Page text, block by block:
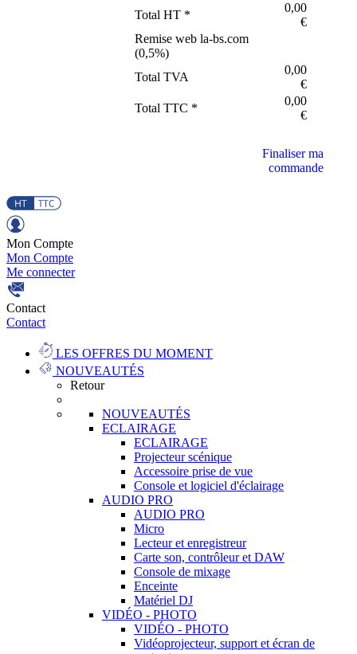
Total HT *
0,00
€
Remise web la-bs.com
(0,5%)
Total TVA
0,00
€
Total TTC *
0,00
€
Finaliser ma
commande
Mon Compte
Mon Compte
Me connecter
Contact
Contact
LES OFFRES DU MOMENT
NOUVEAUTÉS
Retour
NOUVEAUTÉS
ECLAIRAGE
ECLAIRAGE
Projecteur scénique
Accessoire prise de vue
Console et logiciel d'éclairage
AUDIO PRO
AUDIO PRO
Micro
Lecteur et enregistreur
Carte son, contrôleur et DAW
Console de mixage
Enceinte
Matériel DJ
VIDÉO - PHOTO
VIDÉO - PHOTO
Vidéoprojecteur, support et écran de